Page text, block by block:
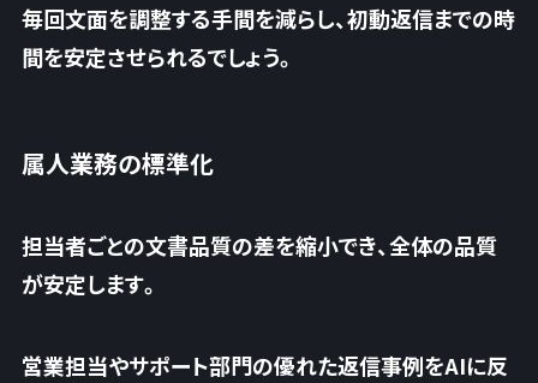
毎回文面を調整する手間を減らし、初動返信までの時
間を安定させられるでしょう。
属人業務の標準化
担当者ごとの文書品質の差を縮小でき、全体の品質
が安定します。
営業担当やサポート部門の優れた返信事例をAIに反